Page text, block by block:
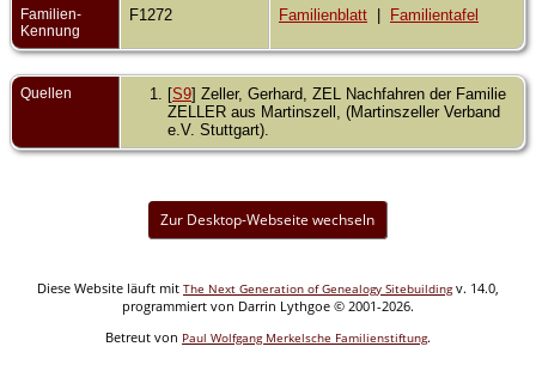
Familien-
Kennung
F1272 Familienblatt Familientafel
Quellen [S9] Zeller, Gerhard, ZEL Nachfahren der Familie
ZELLER aus Martinszell, (Martinszeller Verband
e.V. Stuttgart).
Zur Desktop-Webseite wechseln
Diese Website läuft mit The Next Generation of Genealogy Sitebuildingv. 14.0,
programmiert von Darrin Lythgoe © 2001-2026.
Betreut von Paul Wolfgang Merkelsche Familienstiftung.